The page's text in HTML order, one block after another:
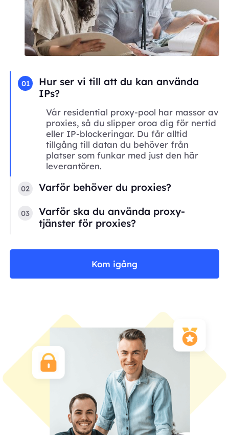
01
Hur ser vi till att du kan använda
IPs?
Vår residential proxy-pool har massor av
proxies, så du slipper oroa dig för nertid
eller IP-blockeringar. Du får alltid
tillgång till datan du behöver från
platser som funkar med just den här
leverantören.
02 Varför behöver du proxies?
03
Varför ska du använda proxy-
tjänster för proxies?
Kom igång